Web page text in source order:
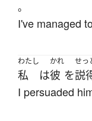
。
I've managed
わたし
私 は
かれ
彼 を
せっ
説
I persuaded